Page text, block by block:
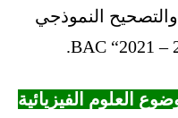
النموذجي
العلوم الفيزيائية